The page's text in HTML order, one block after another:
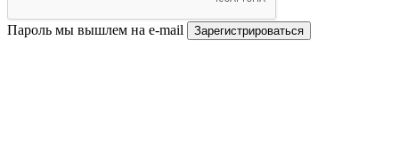
Пароль мы вышлем на e-mail Зарегистрироваться